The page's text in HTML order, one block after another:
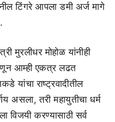
टिंगरे आपला डमी अर्ज मागे
मुरलीधर मोहोळ यांनीही
आम्ही एकत्र लढत
यांचा राष्ट्रवादीतील
असला, तरी महायुतीचा धर्म
विजयी करण्यासाठी सर्व